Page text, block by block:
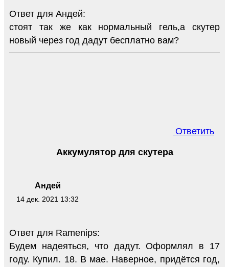
Ответ для Андей:
стоят так же как нормальный гель,а скутер
новый через год дадут бесплатно вам?
Ответить
Андей
14 дек. 2021 13:32
Аккумулятор для скутера
Ответ для Ramenips:
Будем надеяться, что дадут. Оформлял в 17
году. Купил. 18. В мае. Наверное, придётся год,